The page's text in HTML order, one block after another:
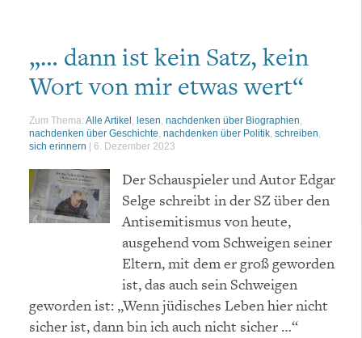
„… dann ist kein Satz, kein
Wort von mir etwas wert“
Zum Thema: Alle Artikel , lesen, nachdenken über Biographien,
nachdenken über Geschichte, nachdenken über Politik, schreiben,
sich erinnern
6. Dezember 2023
Der Schauspieler und Autor Edgar
Selge schreibt in der SZ über den
Antisemitismus von heute,
ausgehend vom Schweigen seiner
Eltern, mit dem er groß geworden
ist, das auch sein Schweigen
geworden ist: „Wenn jüdisches Leben hier nicht
sicher ist, dann bin ich auch nicht sicher …“